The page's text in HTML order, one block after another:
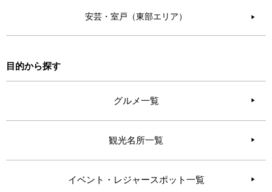
安芸・室戸（東部エリア） ▶︎
目的から探す
グルメ一覧
観光名所一覧
イベント・レジャースポット一覧